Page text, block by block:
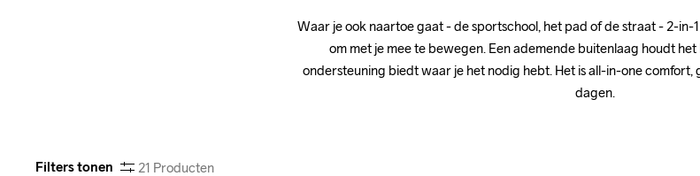
Waar je ook naartoe gaat - de sportschool, het pad of de straat - 2-in-
om met je mee te bewegen. Een ademende buitenlaag houdt
ondersteuning biedt waar je het nodig hebt. Het is all-in-one
dagen.
Filters tonen 21 Producten